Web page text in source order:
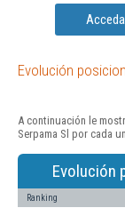
Evolución
A continuación le
Serpama Sl por cada
Evolución
Ranking